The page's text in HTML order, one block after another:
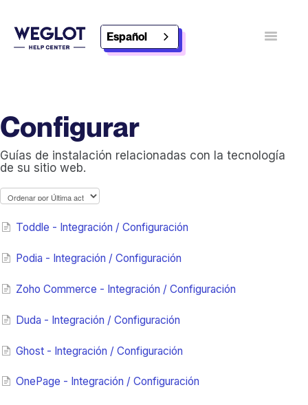
Español
Alternar
Configurar
Guías de instalación relacionadas con la tecnología
de su sitio web.
Toddle - Integración / Configuración
Podia - Integración / Configuración
Zoho Commerce - Integración / Configuración
Duda - Integración / Configuración
Ghost - Integración / Configuración
OnePage - Integración / Configuración